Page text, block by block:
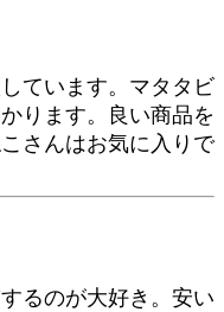
ています。マタタビ
ります。良い商品を
さんはお気に入りで
るのが大好き。安い